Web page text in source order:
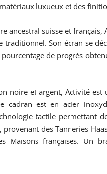
luxueux et des
ancestral suisse et
traditionnel. Son écran se
de progrès
noire et argent, Activité
cadran est en acier
tactile permettant
des Tanneries
Maisons françaises. Un